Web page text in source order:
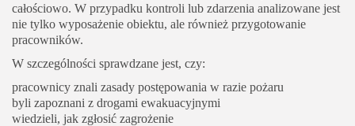
całościowo. W przypadku kontroli lub zdarzenia analizowane jest
nie tylko wyposażenie obiektu, ale również przygotowanie
pracowników.
W szczególności sprawdzane jest, czy:
pracownicy znali zasady postępowania w razie pożaru
byli zapoznani z drogami ewakuacyjnymi
wiedzieli, jak zgłosić zagrożenie